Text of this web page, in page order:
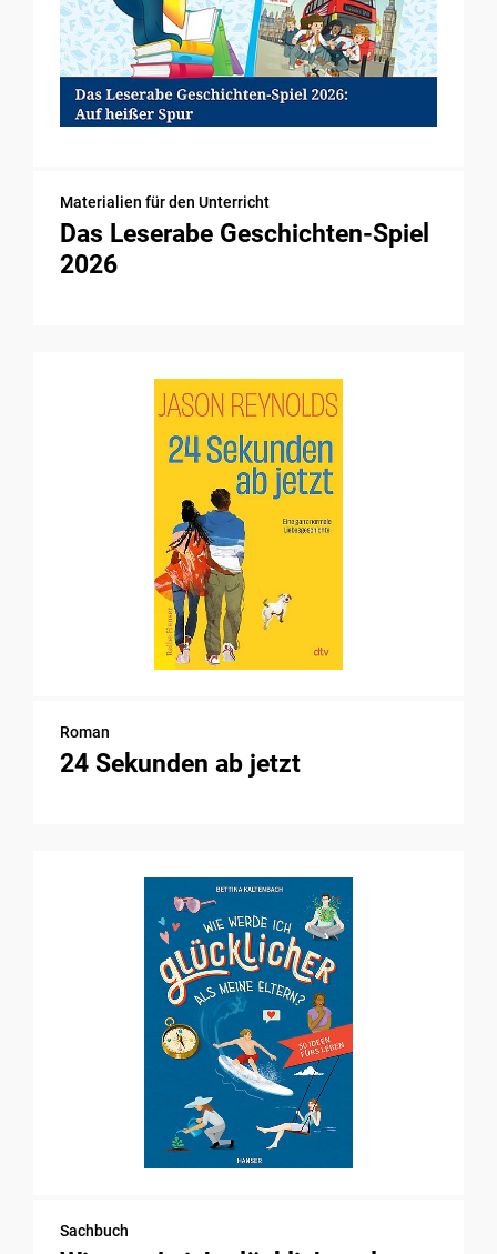
Materialien für den Unterricht
Das Leserabe Geschichten-Spiel
2026
Roman
24 Sekunden ab jetzt
Sachbuch